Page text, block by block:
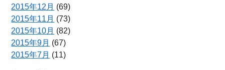
2015年12月 (69)
2015年11月 (73)
2015年10月 (82)
2015年9月 (67)
2015年7月 (11)